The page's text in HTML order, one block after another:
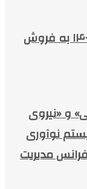
بیش از ۱۴ هزار سکه طلا ضرب ۱۴۰۳ به فروش
و «نیروی
نوآوری
مدیریت